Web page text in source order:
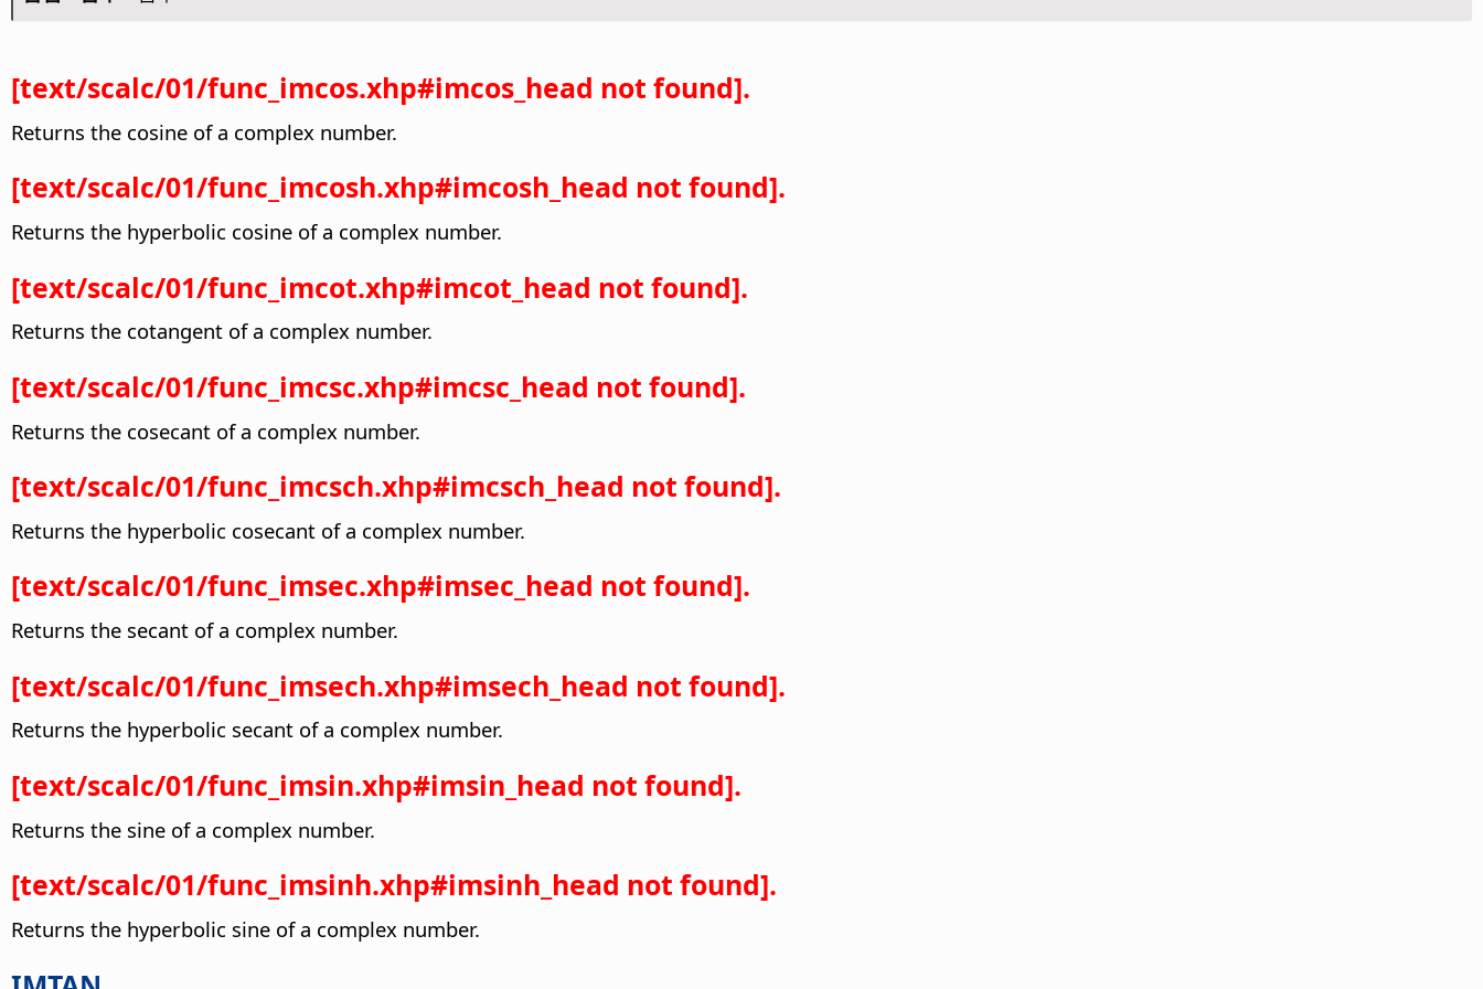
[text/scalc/01/func_imcos.xhp#imcos_head not found].
Returns the cosine of a complex number.
[text/scalc/01/func_imcosh.xhp#imcosh_head not found].
Returns the hyperbolic cosine of a complex number.
[text/scalc/01/func_imcot.xhp#imcot_head not found].
Returns the cotangent of a complex number.
[text/scalc/01/func_imcsc.xhp#imcsc_head not found].
Returns the cosecant of a complex number.
[text/scalc/01/func_imcsch.xhp#imcsch_head not found].
Returns the hyperbolic cosecant of a complex number.
[text/scalc/01/func_imsec.xhp#imsec_head not found].
Returns the secant of a complex number.
[text/scalc/01/func_imsech.xhp#imsech_head not found].
Returns the hyperbolic secant of a complex number.
[text/scalc/01/func_imsin.xhp#imsin_head not found].
Returns the sine of a complex number.
[text/scalc/01/func_imsinh.xhp#imsinh_head not found].
Returns the hyperbolic sine of a complex number.